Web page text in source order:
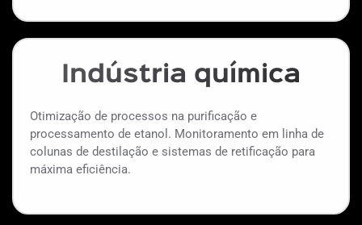
Indústria química
Otimização de processos na purificação e
processamento de etanol. Monitoramento em linha de
colunas de destilação e sistemas de retificação para
máxima eficiência.